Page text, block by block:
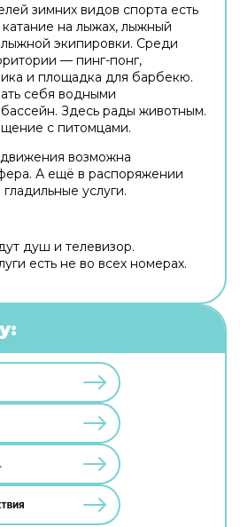
зимних видов спорта есть
на лыжах, лыжный
экипировки. Среди
— пинг-понг,
и площадка для барбекю.
себя водными
Здесь рады животным.
с питомцами.
возможна
А ещё в распоряжении
услуги.
душ и телевизор.
есть не во всех номерах.